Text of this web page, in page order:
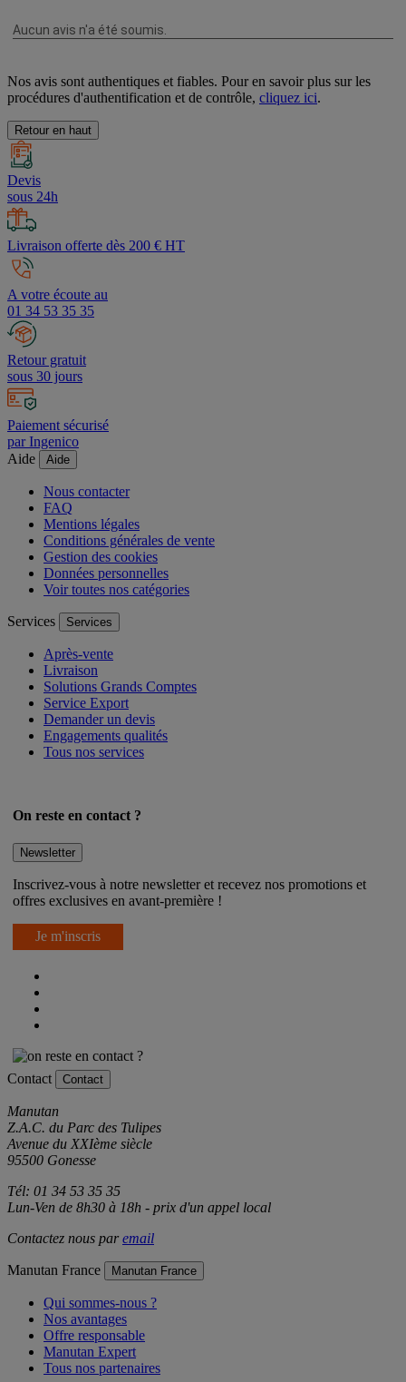
Nos avis sont authentiques et fiables. Pour en savoir plus sur les
procédures d'authentification et de contrôle, cliquez ici.
Retour en haut
Devis
sous 24h
Livraison offerte dès 200 € HT
A votre écoute au
01 34 53 35 35
Retour gratuit
sous 30 jours
Paiement sécurisé
par Ingenico
Aide
Aide
Nous contacter
FAQ
Mentions légales
Conditions générales de vente
Gestion des cookies
Données personnelles
Voir toutes nos catégories
Services Services
Après-vente
Livraison
Solutions Grands Comptes
Service Export
Demander un devis
Engagements qualités
Tous nos services
On reste en contact ?
Newsletter
Inscrivez-vous à notre newsletter et recevez nos promotions et
offres exclusives en avant-première !
Je m'inscris
Contact Contact
Manutan
Z.A.C. du Parc des Tulipes
Avenue du XXIème siècle
95500 Gonesse
Tél: 01 34 53 35 35
Lun-Ven de 8h30 à 18h - prix d'un appel local
Contactez nous paremail
Manutan France Manutan France
Qui sommes-nous ?
Nos avantages
Offre responsable
Manutan Expert
Tous nos partenaires